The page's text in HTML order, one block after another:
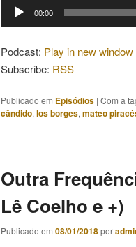
Tocador 00:00
Podcast: Play in new window
Subscribe: RSS
Publicado em Episódios | Com a
cândido,los borges,mateo
Outra
Lê Coelho e +)
Publicado em 08/01/2018por